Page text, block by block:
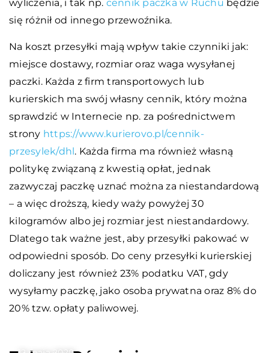
wyliczenia, i tak np. cennik paczka w Ruchu będzie
się różnił od innego przewoźnika.
Na koszt przesyłki mają wpływ takie czynniki jak:
miejsce dostawy, rozmiar oraz waga wysyłanej
paczki. Każda z firm transportowych lub
kurierskich ma swój własny cennik, który można
sprawdzić w Internecie np. za pośrednictwem
strony https://www.kurierovo.pl/cennik-
przesylek/dhl. Każda firma ma również własną
politykę związaną z kwestią opłat, jednak
zazwyczaj paczkę uznać można za niestandardową
– a więc droższą, kiedy waży powyżej 30
kilogramów albo jej rozmiar jest niestandardowy.
Dlatego tak ważne jest, aby przesyłki pakować w
odpowiedni sposób. Do ceny przesyłki kurierskiej
doliczany jest również 23% podatku VAT, gdy
wysyłamy paczkę, jako osoba prywatna oraz 8% do
20% tzw. opłaty paliwowej.